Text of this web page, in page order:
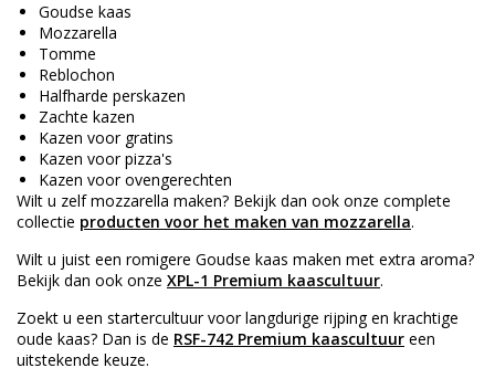
Goudse kaas
Mozzarella
Tomme
Reblochon
Halfharde perskazen
Zachte kazen
Kazen voor gratins
Kazen voor pizza's
Kazen voor ovengerechten
Wilt u zelf mozzarella maken? Bekijk dan ook onze complete
collectie producten voor het maken van mozzarella.
Wilt u juist een romigere Goudse kaas maken met extra aroma?
Bekijk dan ook onze XPL-1 Premium kaascultuur.
Zoekt u een startercultuur voor langdurige rijping en krachtige
oude kaas? Dan is de RSF-742 Premium kaascultuur een
uitstekende keuze.